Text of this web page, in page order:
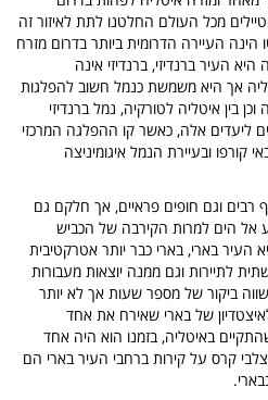
מכל העולם החלטנו לתת לאיזור זה
העיירה הדרומית ביותר בדרום מזרח
העיר ברנדיזי, ברנדיזי אינה
אך היא משמשת כנמל חשוב להפלגות
וכן בין איטליה לטורקיה, נמל ברנדיזי
ליעדים אלה, כאשר קו ההפלגה המרכזי
קורפו ובעיירת הנמל איגומיניצה
רבים וגם חופים פראיים, אך חלקם גם
אל הים למרות הקירבה של הכביש
העיר בארי, בארי כבר יותר אטרקטיבית
לתיירות וגם ממנה יוצאות מעבורות
ביקור של מספר שעות אך לא יותר
של בארי שאירח את אחד
באיטליה, בזמנו הוא היה אחד
קרס על קירות ברחבי העיר בארי הם